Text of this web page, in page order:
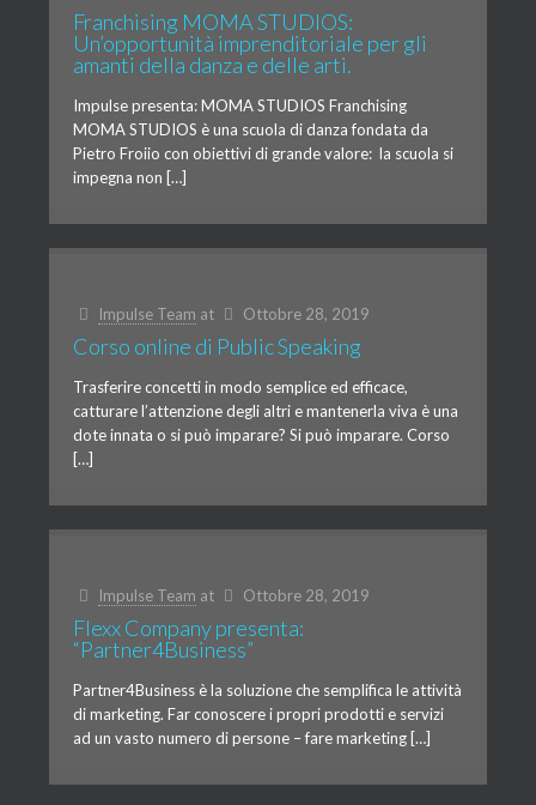
Franchising MOMA STUDIOS:
Un’opportunità imprenditoriale per gli
amanti della danza e delle arti.
Impulse presenta: MOMA STUDIOS Franchising
MOMA STUDIOS è una scuola di danza fondata da
Pietro Froiio con obiettivi di grande valore: la scuola si
impegna non […]
Impulse Team at Ottobre 28, 2019
Corso online di Public Speaking
Trasferire concetti in modo semplice ed efficace,
catturare l’attenzione degli altri e mantenerla viva è una
dote innata o si può imparare? Si può imparare. Corso
[…]
Impulse Team at Ottobre 28, 2019
Flexx Company presenta:
“Partner4Business”
Partner4Business è la soluzione che semplifica le attività
di marketing. Far conoscere i propri prodotti e servizi
ad un vasto numero di persone – fare marketing […]